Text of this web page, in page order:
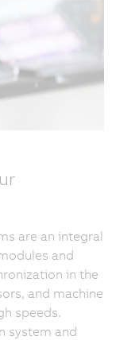
are an integral
and
in the
and machine
speeds.
system and